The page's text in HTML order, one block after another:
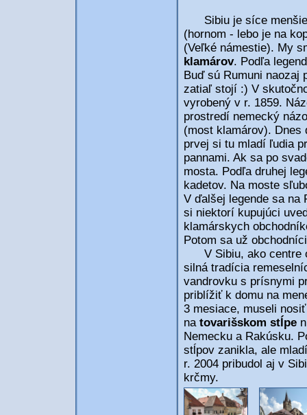
Sibiu je síce menšie
(hornom - lebo je na
(Veľké námestie). My
klamárov. Podľa
Buď sú Rumuni naozaj
zatiaľ stojí :) V
vyrobený v r. 1859.
prostredí nemecký
(most klamárov). Dnes
prvej si tu mladí ľudia
pannami. Ak sa po
mosta. Podľa druhej
kadetov. Na moste
V ďalšej legende sa na
si niektorí kupujúci
klamárskych
Potom sa už
V Sibiu, ako centre
silná tradícia
vandrovku s prísnymi
priblížiť k domu na
3 mesiace, museli
na tovarišskom stĺpe
Nemecku a Rakúsku.
stĺpov zanikla, ale
r. 2004 pribudol aj v
krčmy.